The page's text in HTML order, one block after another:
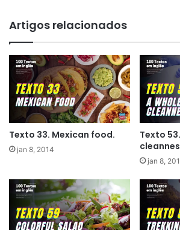
Artigos relacionados
Texto 33. Mexican food.
jan 8, 2014
Texto
jan 8,